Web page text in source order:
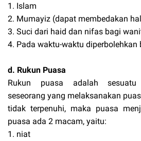
1. Islam
2. Mumayiz (dapat membedakan
3. Suci dari haid dan nifas bagi
4. Pada waktu-waktu diperbolehkan
d. Rukun Puasa
Rukun puasa adalah sesuatu
seseorang yang melaksanakan
tidak terpenuhi, maka puasa
puasa ada 2 macam, yaitu:
1. niat